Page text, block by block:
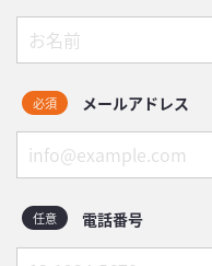
メールアドレス
必須
電話番号
任意